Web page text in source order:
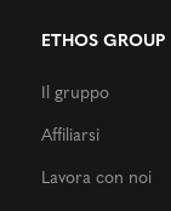
ETHOS GROUP
Il gruppo
Affiliarsi
Lavora con noi